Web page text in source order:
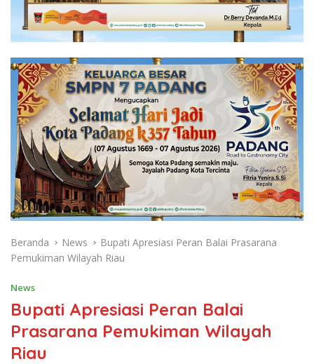
Beranda News
Bupati Apresiasi Peran Balai Prasarana
Pemukiman Wilayah Riau
News
Bupati Apresiasi Peran Balai
Prasarana Pemukiman Wilayah
Riau